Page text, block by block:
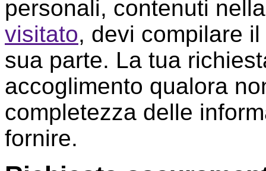
personali, contenuti
visitato, devi compilare
sua parte. La tua
accoglimento qualora
completezza delle
fornire.